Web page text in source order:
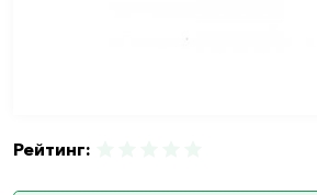
Рейтинг: